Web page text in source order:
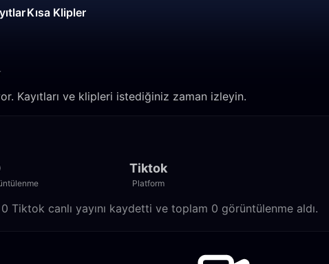
Kısa Klipler
Kayıtları ve klipleri istediğiniz zaman izleyin.
Tiktok
Platform
Tiktok canlı yayını kaydetti ve toplam 0 görüntülenme aldı.